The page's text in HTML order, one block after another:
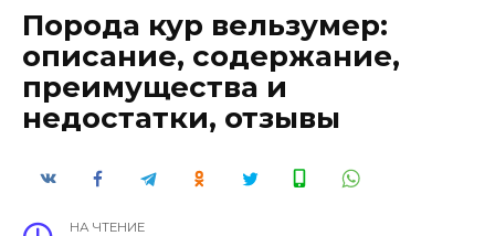
Порода кур вельзумер:
описание, содержание,
преимущества и
недостатки, отзывы
НА ЧТЕНИЕ